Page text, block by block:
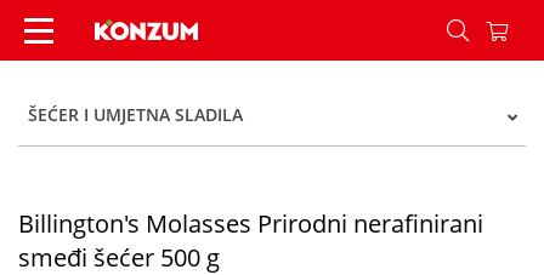
Billington's Molasses Prirodni nerafinirani smeđi
ŠEĆER I UMJETNA SLADILA
Billington's Molasses Prirodni nerafinirani
smeđi šećer 500 g